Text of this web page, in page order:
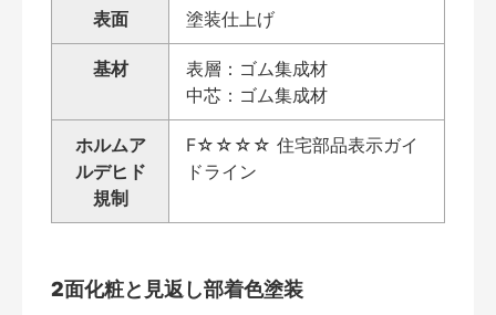
表面 塗装仕上げ
基材
表層：ゴム集成材
中芯：ゴム集成材
ホルムア
ルデヒド
規制
F☆☆☆☆ 住宅部品表示ガイ
ドライン
2面化粧と見返し部着色塗装